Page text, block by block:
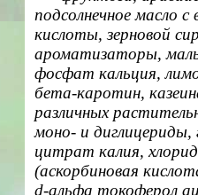
подсолнечное масло
кислоты, зерновой
ароматизаторы,
фосфат кальция,
бета-каротин,
различных
моно- и диглицериды,
цитрат калия,
(аскорбиновая
d-альфа токоферол